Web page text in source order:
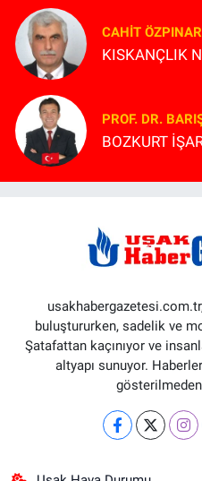
CAHIT ÖZPINAR
KISKANÇLIK
PROF. DR.
BOZKURT
buluştururken, sadelik ve
Şatafattan kaçınıyor ve
altyapı sunuyor.